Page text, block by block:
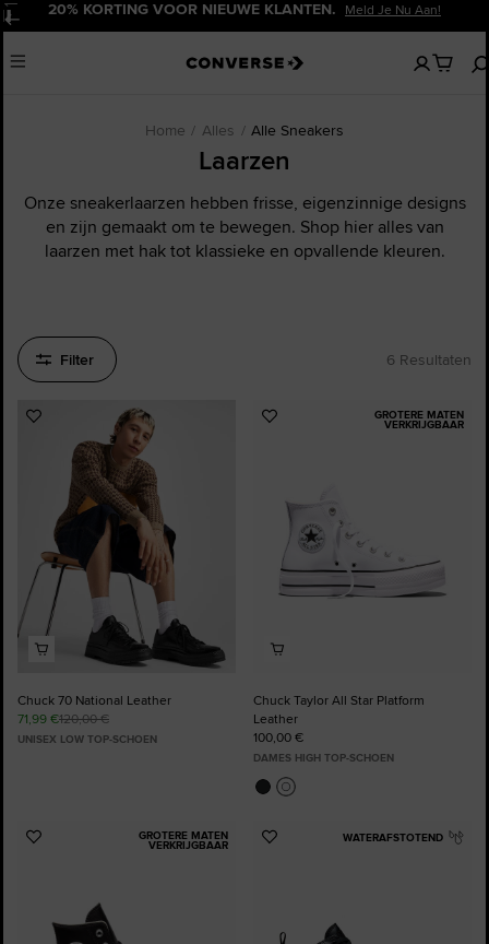
Pauzeren20% KORTING VOOR NIEUWE KLANTEN. Meld Je Nu Aan!
Menu
Geen
artikelen
Home Alles Alle Sneakers
Laarzen
Onze sneakerlaarzen hebben frisse, eigenzinnige designs
en zijn gemaakt om te bewegen. Shop hier alles van
laarzen met hak tot klassieke en opvallende kleuren.
Filter 6 Resultaten
Voeg
favorieten
Chuck 70 National Leather
71,99 €120,00 €
UNISEX LOW TOP-SCHOEN
GROTERE MATEN
VERKRIJGBAAR
Voeg
Chuck Taylor All Star Platform
Leather
100,00 €
DAMES HIGH TOP-SCHOEN
GROTERE MATEN
VERKRIJGBAAR
Voeg
WATERAFSTOTEND
Voeg